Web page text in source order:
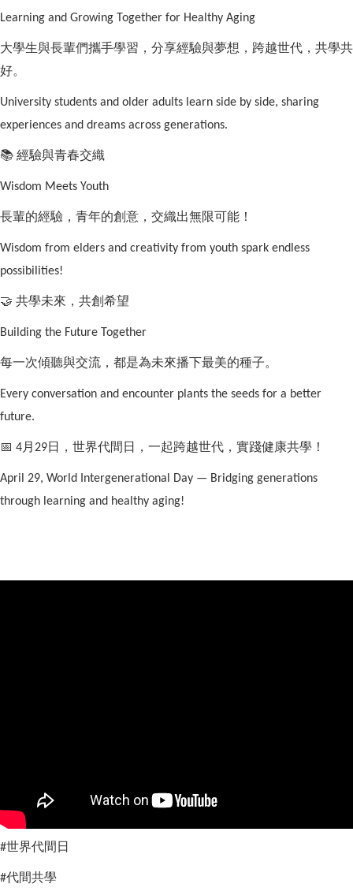
Learning and Growing Together for Healthy Aging
大學生與長輩們攜手學習，分享經驗與夢想，跨越世代，共學共
好。
University students and older adults learn side by side, sharing
experiences and dreams across generations.
📚 經驗與青春交織
Wisdom Meets Youth
長輩的經驗，青年的創意，交織出無限可能！
Wisdom from elders and creativity from youth spark endless
possibilities!
🤝 共學未來，共創希望
Building the Future Together
每一次傾聽與交流，都是為未來播下最美的種子。
Every conversation and encounter plants the seeds for a better
future.
📅 4月 29日，世界代間日，一起跨越世代，實踐健康共學！
April 29, World Intergenerational Day — Bridging generations
through learning and healthy aging!
#世界代間日
#代間共學